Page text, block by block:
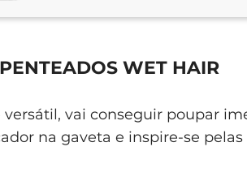
WET HAIR
versátil, vai conseguir poupar
na gaveta e inspire-se